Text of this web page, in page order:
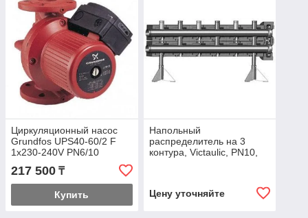
Циркуляционный насос
Grundfos UPS40-60/2 F
1x230-240V PN6/10
217 500 ₸
Купить
Напольный
распределитель на 3
контура, Victaulic, PN10,
Цену уточняйте